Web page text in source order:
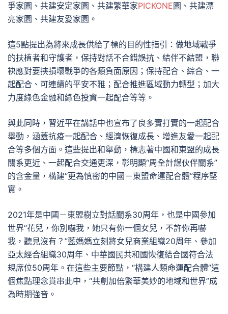
爭家園、共建安定家園、共建繁華家PICKONE園、共建漂
亮家園、共建友愛家園。
這5點提出為將來成長供給了標的目的性指引：做地域戰爭
的扶植者和守護者，保持對話不合錯誤抗、結伴不結盟，聯
袂應對要挾損壞戰爭的各類負面原因；保持配合、綜合、一
起配合、可連續的平安不雅；配合推進區域動力轉型；加大
力度綠色金融和綠色投資一起配合等等。
與此同時，習近平在講話中也宣布了良多實打實的一起配合
舉動，涵蓋抗疫一起配合、經濟恢復成長、增進友愛一起配
合等多個方面。這些提出和舉動，標志著中國和東盟的成長
關系更近、一起配合交通更深，彰明顯“周全計謀伙伴關系”
的含金量，構建“更為慎密的中國－東盟命運配合體”程序堅
實。
2021年是中國－東盟樹立對話關系30周年，也是中國參加
世界“花兒，你別嚇我，她只有你一個女兒，不許你再嚇
我，聽見沒有？”藍媽媽立刻將女兒商業組織20周年、參加
亞太經合組織30周年、中華國民共和國恢復結合國符合法
規席位50周年。在這些主要節點，“構建人類命運配合體”這
個焦點理念貫串此中，“共創加倍繁華美妙的地域和世界”成
為時期強音。